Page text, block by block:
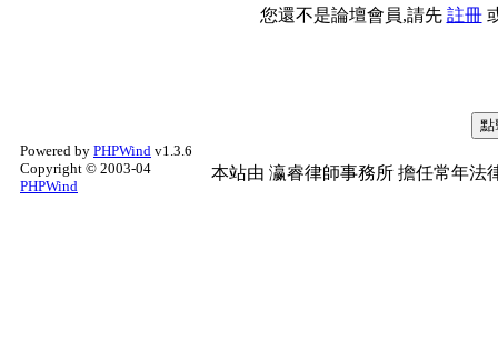
您還不是論壇會員,請先 註冊
Powered by PHPWind v1.3.6
Copyright © 2003-04
PHPWind
本站由 瀛睿律師事務所 擔任常年法